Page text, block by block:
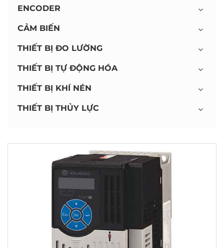
ENCODER
CẢM BIẾN
THIẾT BỊ ĐO LƯỜNG
THIẾT BỊ TỰ ĐỘNG HÓA
THIẾT BỊ KHÍ NÉN
THIẾT BỊ THỦY LỰC